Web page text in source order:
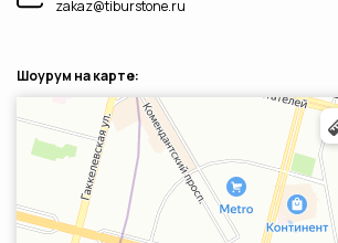
zakaz@tiburstone.ru
Шоурум на карте:
Санкт‑Петербург
Яндекс.Карты — транспорт, навигация, поиск мест